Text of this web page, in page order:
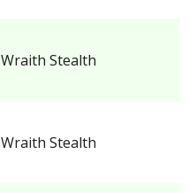
Wraith Stealth
Wraith Stealth